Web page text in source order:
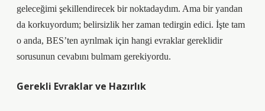
geleceğimi şekillendirecek bir noktadaydım. Ama bir yandan
da korkuyordum; belirsizlik her zaman tedirgin edici. İşte tam
o anda, BES’ten ayrılmak için hangi evraklar gereklidir
sorusunun cevabını bulmam gerekiyordu.
Gerekli Evraklar ve Hazırlık